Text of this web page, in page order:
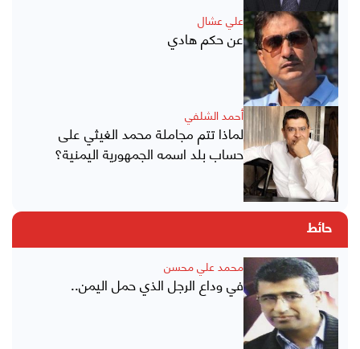
علي عشال
عن حكم هادي
أحمد الشلفي
لماذا تتم مجاملة محمد الغيثي على
حساب بلد اسمه الجمهورية اليمنية؟
حائط
محمد علي محسن
في وداع الرجل الذي حمل اليمن..